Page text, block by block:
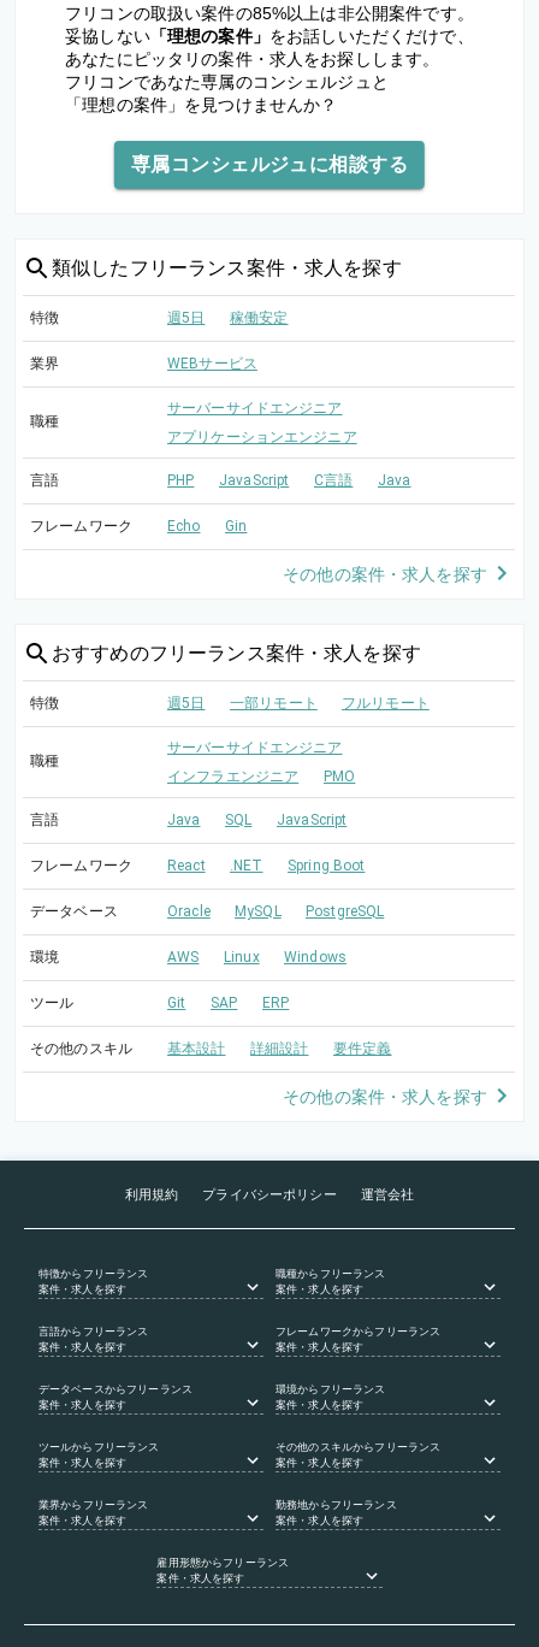
フリコンの取扱い案件の85%以上は非公開案件です。
妥協しない「理想の案件」 をお話しいただくだけで、
あなたにピッタリの案件・求人をお探しします。
フリコンであなた専属のコンシェルジュと
「理想の案件」を見つけませんか？
専属コンシェルジュに相談する
類似した フリーランス案件・求人を探す
特徴 週5日 稼働安定
業界 WEBサービス
職種
サーバーサイドエンジニア
アプリケーションエンジニア
言語 PHP JavaScript C言語 Java
フレームワーク Echo Gin
その他の案件・求人を探す
おすすめのフリーランス案件・求人を探す
特徴 週5日 一部リモート フルリモート
職種
サーバーサイドエンジニア
インフラエンジニア
PMO
言語 Java SQL JavaScript
フレームワーク React .NET Spring Boot
データベース Oracle MySQL PostgreSQL
環境 AWS Linux Windows
ツール Git SAP ERP
その他のスキル 基本設計 詳細設計 要件定義
その他の案件・求人を探す
利用規約 プライバシーポリシー 運営会社
特徴からフリーランス
案件・求人を探す
職種からフリーランス
案件・求人を探す
言語からフリーランス
案件・求人を探す
フレームワークからフリーランス
案件・求人を探す
データベース からフリーランス
案件・求人を探す
環境からフリーランス
案件・求人を探す
ツールからフリーランス
案件・求人を探す
その他のスキルからフリーランス
案件・求人を探す
業界からフリーランス
案件・求人を探す
勤務地からフリーランス
案件・求人を探す
雇用形態からフリーランス
案件・求人を探す